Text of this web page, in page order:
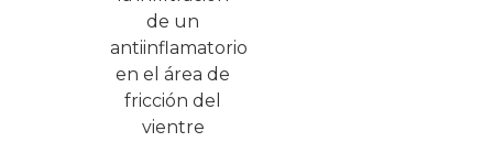
de un
antiinflamatorio
en el área de
fricción del
vientre